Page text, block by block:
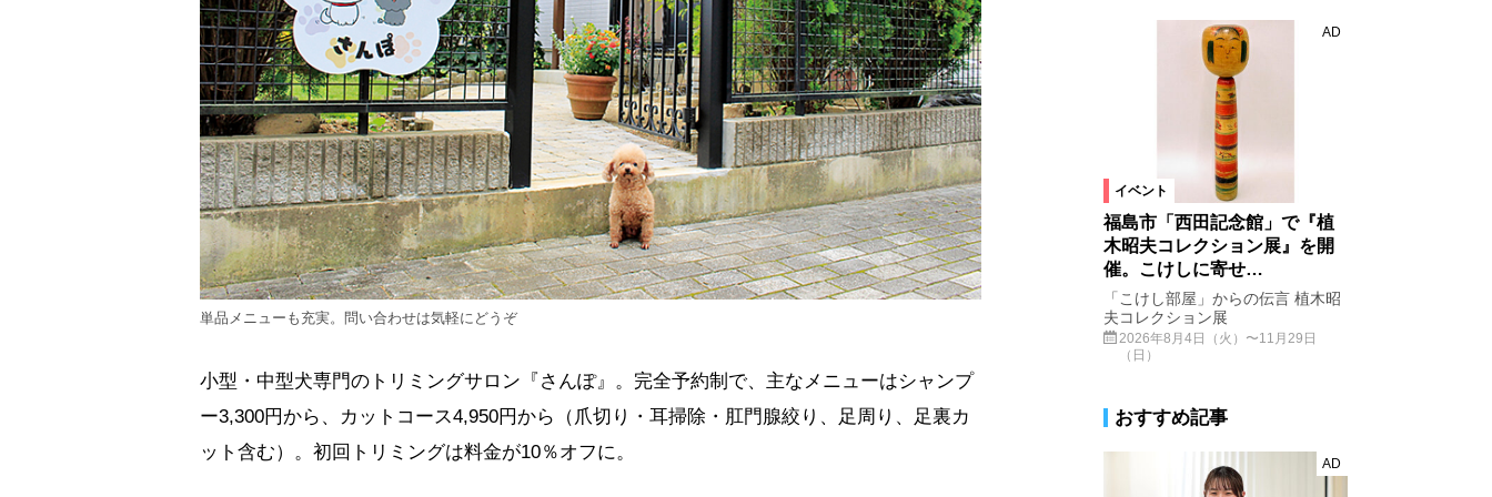
単品メニューも充実。問い合わせは気軽にどうぞ
小型・中型犬専門のトリミングサロン『さんぽ』。完全予約制で、主なメニューはシャンプ
ー3,300円から、カットコース4,950円から（爪切り・耳掃除・肛門腺絞り、足周り、足裏カ
ット含む）。初回トリミングは料金が10％オフに。
イベント
AD
福島市「西田記念館」で『植
木昭夫コレクション展』を開
催。こけしに寄せ…
「こけし部屋」からの伝言 植木昭
夫コレクション展
2026年8月4日（火）〜11月29日
（日）
おすすめ記事
AD